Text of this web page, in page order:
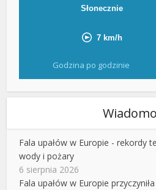
Godzina po godzinie
Fala upałów w Europie - rekordy
wody i pożary
6 sierpnia 2026
Fala upałów w Europie